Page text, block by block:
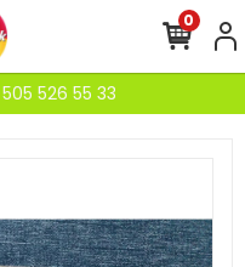
505 526 55 33
0